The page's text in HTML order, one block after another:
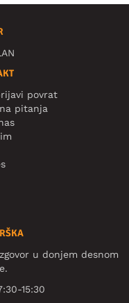
povrat
pitanja
u donjem desnom
15:30